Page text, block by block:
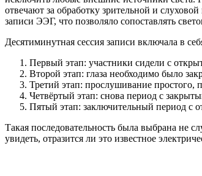
отвечают за обработку зрительной и
записи ЭЭГ, что позволяло сопоставлять
Десятиминутная сессия записи включала в
Первый этап: участники сидели с
Второй этап: глаза необходимо было
Третий этап: прослушивание простого,
Четвёртый этап: снова период с
Пятый этап: заключительный период с
Такая последовательность была выбрана не
увидеть, отразится ли это известное